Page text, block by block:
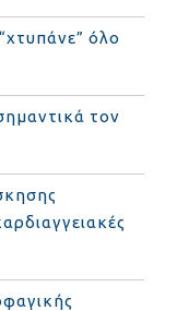
όλο
τον